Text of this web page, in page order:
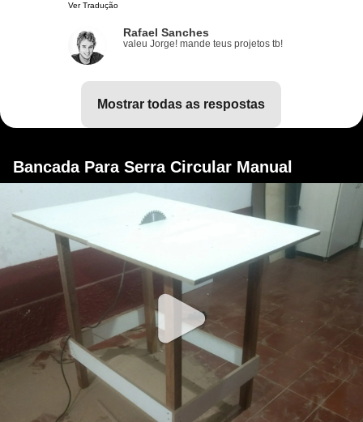
Ver Tradução
Rafael Sanches
valeu Jorge! mande teus projetos tb!
mostrar todas as respostas
Bancada Para Serra Circular Manual